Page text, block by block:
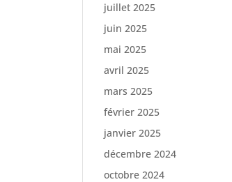
juillet 2025
juin 2025
mai 2025
avril 2025
mars 2025
février 2025
janvier 2025
décembre 2024
octobre 2024